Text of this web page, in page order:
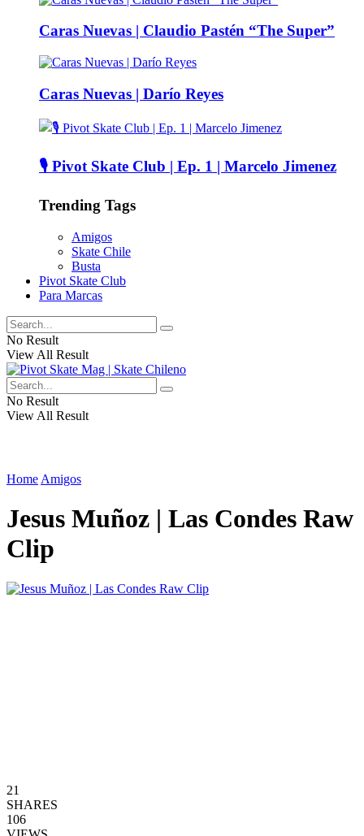
Caras Nuevas | Claudio Pastén “The Super”
Caras Nuevas | Darío Reyes
🎙️ Pivot Skate Club | Ep. 1 | Marcelo Jimenez
Trending Tags
Amigos
Skate Chile
Busta
Pivot Skate Club
Para Marcas
No Result
View All Result
No Result
View All Result
Home Amigos
Jesus Muñoz | Las Condes Raw
Clip
21
SHARES
106